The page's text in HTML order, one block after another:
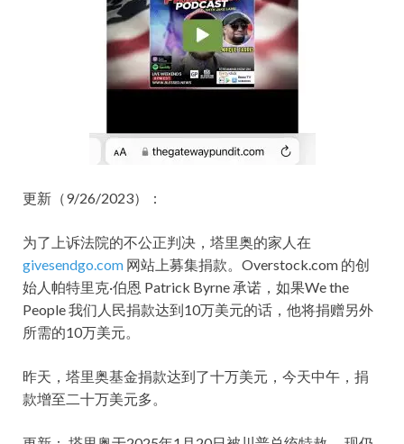
更新（9/26/2023）：
为了上诉法院的不公正判决，塔里奥的家人在
givesendgo.com 网站上募集捐款。Overstock.com 的创
始人帕特里克·伯恩 Patrick Byrne 承诺，如果We the
People 我们人民捐款达到10万美元的话，他将捐赠另外
所需的10万美元。
昨天，塔里奥基金捐款达到了十万美元，今天中午，捐
款增至二十万美元多。